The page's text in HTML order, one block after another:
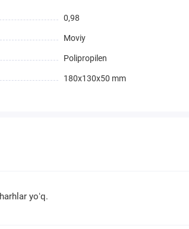
0,98
Moviy
Polipropilen
180x130x50 mm
yoʻq.